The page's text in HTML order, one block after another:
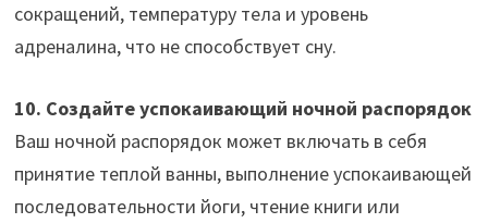
сокращений, температуру тела и уровень
адреналина, что не способствует сну.
10. Создайте успокаивающий ночной распорядок
Ваш ночной распорядок может включать в себя
принятие теплой ванны, выполнение успокаивающей
последовательности йоги, чтение книги или